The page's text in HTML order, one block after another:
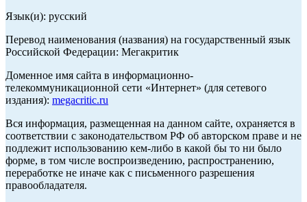
Язык(и): русский
Перевод наименования (названия) на государственный язык
Российской Федерации: Мегакритик
Доменное имя сайта в информационно-
телекоммуникационной сети «Интернет» (для сетевого
издания): megacritic.ru
Вся информация, размещенная на данном сайте, охраняется в
соответствии с законодательством РФ об авторском праве и не
подлежит использованию кем-либо в какой бы то ни было
форме, в том числе воспроизведению, распространению,
переработке не иначе как с письменного разрешения
правообладателя.